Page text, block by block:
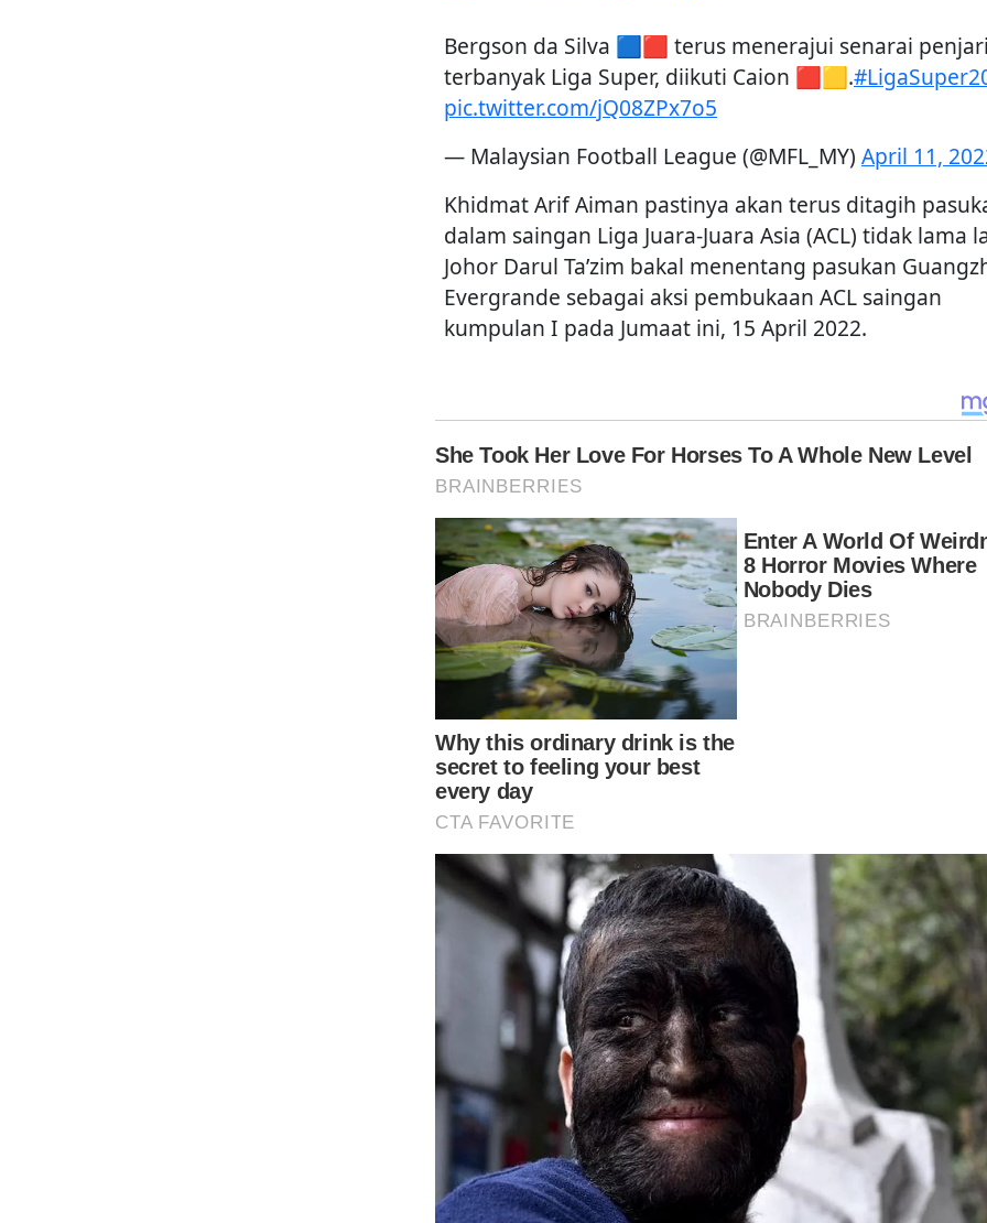
Bergson da Silva 🟦🟥 terus menerajui senarai
terbanyak Liga Super, diikuti Caion 🟥🟨.
pic.twitter.com/jQ08ZPx7o5
— Malaysian Football League (@MFL_MY) April 11,
Khidmat Arif Aiman pastinya akan terus ditagih
dalam saingan Liga Juara-Juara Asia (ACL) tidak lama
Johor Darul Ta’zim bakal menentang pasukan
Evergrande sebagai aksi pembukaan ACL saingan
kumpulan I pada Jumaat ini, 15 April 2022.